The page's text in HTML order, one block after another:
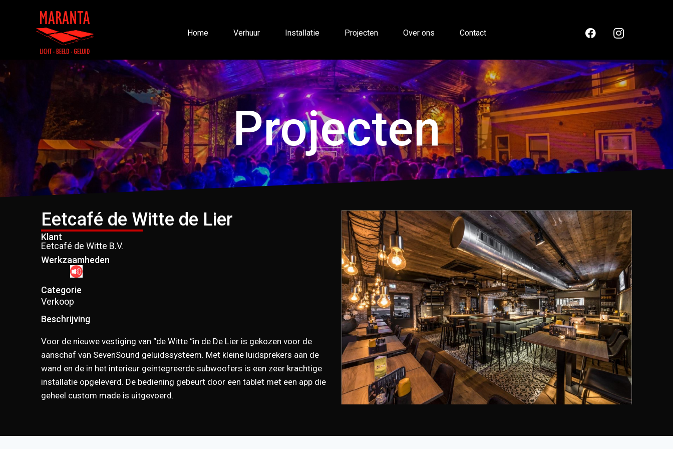
Home Verhuur Installatie Projecten Over ons Contact
Projecten
Eetcafé de Witte de Lier
Klant
Eetcafé de Witte B.V.
Werkzaamheden
Categorie
Verkoop
Beschrijving
Voor de nieuwe vestiging van “de Witte “in de De Lier is gekozen voor de
aanschaf van SevenSound geluidssysteem. Met kleine luidsprekers aan de
wand en de in het interieur geintegreerde subwoofers is een zeer krachtige
installatie opgeleverd. De bediening gebeurt door een tablet met een app die
geheel custom made is uitgevoerd.